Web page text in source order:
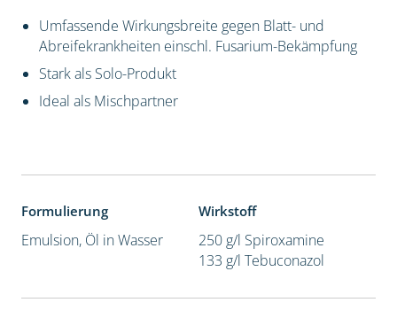
Umfassende Wirkungsbreite gegen Blatt- und
Abreifekrankheiten einschl. Fusarium-Bekämpfung
Stark als Solo-Produkt
Ideal als Mischpartner
Formulierung
Emulsion, Öl in Wasser
Wirkstoff
250 g/l Spiroxamine
133 g/l Tebuconazol